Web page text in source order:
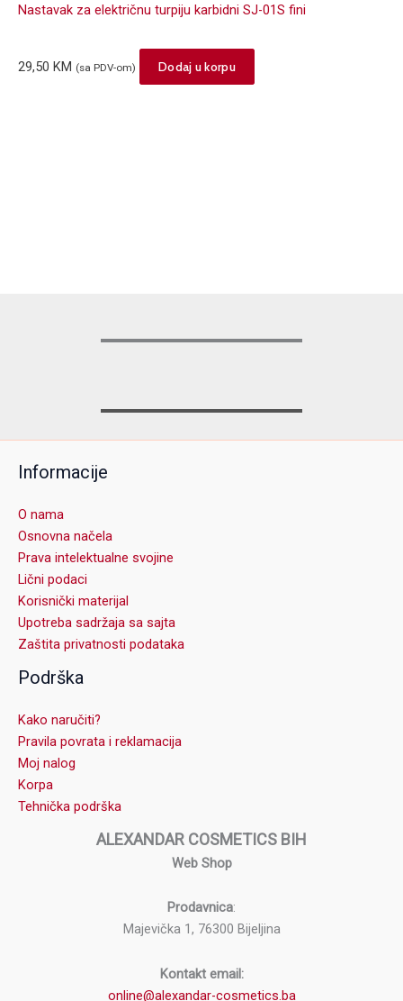
Nastavak za električnu turpiju karbidni SJ-01S fini
29,50 KM (sa PDV-om) Dodaj u korpu
Informacije
O nama
Osnovna načela
Prava intelektualne svojine
Lični podaci
Korisnički materijal
Upotreba sadržaja sa sajta
Zaštita privatnosti podataka
Podrška
Kako naručiti?
Pravila povrata i reklamacija
Moj nalog
Korpa
Tehnička podrška
ALEXANDAR COSMETICS BIH
Web Shop
Prodavnica:
Majevička 1, 76300 Bijeljina
Kontakt email:
online@alexandar-cosmetics.ba